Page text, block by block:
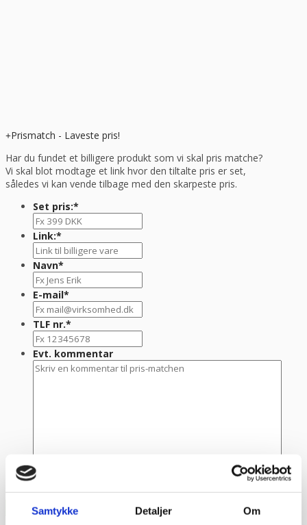
Samtykke Detaljer Om
Prismatch - Laveste pris!
Har du fundet et billigere produkt som vi skal pris matche?
Vi skal blot modtage et link hvor den tiltalte pris er set,
således vi kan vende tilbage med den skarpeste pris.
Set pris:*
Link:*
Navn*
E-mail*
TLF nr.*
Evt. kommentar